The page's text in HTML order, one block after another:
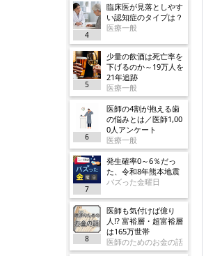
4
臨床医が見落としやす
い認知症のタイプは？
医療一般
5
少量の飲酒は死亡率を
下げるのか～19万人を
21年追跡
医療一般
6
医師の4割が抱える歯
の悩みとは／医師1,00
0人アンケート
医療一般
7
発生確率0～6％だっ
た、令和8年熊本地震
バズった金曜日
8
医師も気付けば億り
人!? 富裕層・超富裕層
は165万世帯
医師のためのお金の話